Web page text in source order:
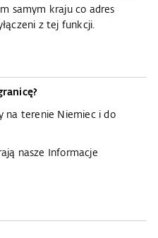
samym kraju co adres
z tej funkcji.
na terenie Niemiec i do
nasze
Informacje